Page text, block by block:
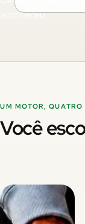
aconteceu.
UM MOTOR, QUATRO
Você